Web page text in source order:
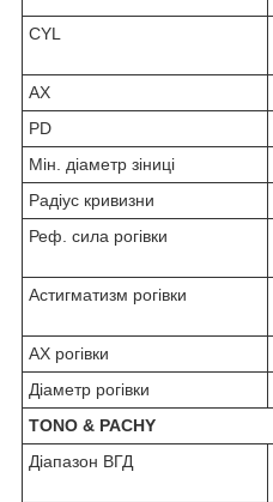
CYL
AX
PD
Мін. діаметр зіниці
Радіус кривизни
Реф. сила рогівки
Астигматизм рогівки
AX рогівки
Діаметр рогівки
TONO & PACHY
Діапазон ВГД